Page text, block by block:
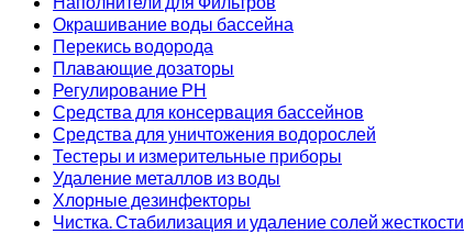
Окрашивание воды бассейна
Перекись водорода
Плавающие дозаторы
Регулирование РН
Средства для консервация бассейнов
Средства для уничтожения водорослей
Тестеры и измерительные приборы
Удаление металлов из воды
Хлорные дезинфекторы
Чистка. Стабилизация и удаление солей жесткости